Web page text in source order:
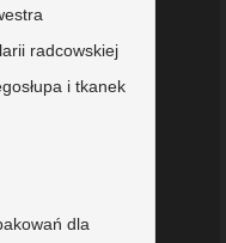
radcowskiej
i tkanek
dla